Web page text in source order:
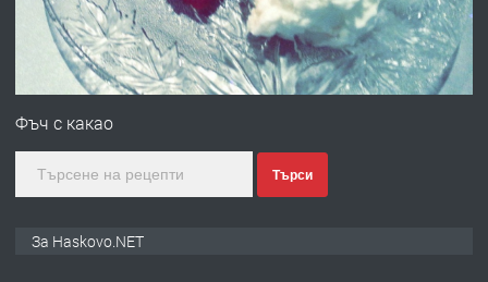
преди 2 дни
ПРЕДЛАГА
ПРОСТОРЕН ТРИСТАЕН
Фъч с какао
Търси
За Haskovo.NET